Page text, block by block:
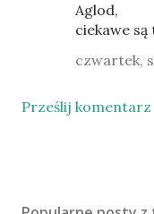
Aglod,
ciekawe
czwartek,
Prześlij komentarz